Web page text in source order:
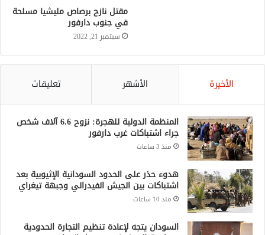
مقتل نازح برصاص مليشيا مسلحة
في جنوب دارفور
سبتمبر 21, 2022
الأخيرة الأشهر تعليقات
المنظمة الدولية للهجرة: نزوح 6.6 آلاف شخص
جراء اشتباكات غرب دارفور
منذ 3 ساعات
هدوء حذر على الحدود السودانية الإثيوبية بعد
اشتباكات بين الجيش الفيدرالي وجبهة تيغراي
منذ 10 ساعات
السودان يتجه لإعادة تنظيم التجارة الحدودية